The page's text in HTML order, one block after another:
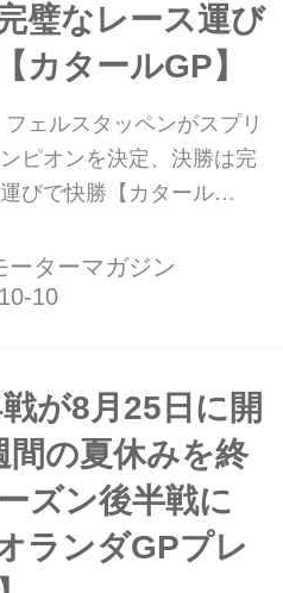
璧なレース運び
カタールGP】
ェルスタッペンがスプリ
ピオンを決定、決勝は完
びで快勝【カタール
18戦カタールGPが首都
ルサイル・インターナシ
はマクラーレンのオスカ
リ、3位にもマクラーレ
ノリスが入った。決勝
ーターマガジン
が8月25日に開
間の夏休みを終
ズン後半戦に
ランダGPプレ